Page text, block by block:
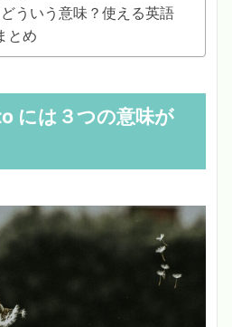
ういう意味？使える英語
とめ
には３つの意味が